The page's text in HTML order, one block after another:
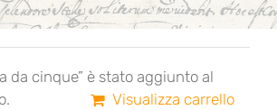
da cinque” è stato aggiunto al
Visualizza carrello